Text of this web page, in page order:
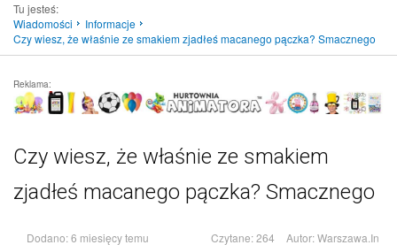
Tu jesteś:
Wiadomości
Informacje
Czy wiesz, że właśnie ze smakiem zjadłeś macanego pączka? Smacznego
Reklama:
Czy wiesz, że właśnie ze smakiem
zjadłeś macanego pączka? Smacznego
Dodano: 6 miesięcy temu Czytane: 264 Autor:Warszawa.In